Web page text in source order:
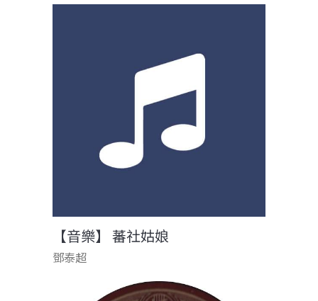
【音樂】 蕃社姑娘
鄧泰超